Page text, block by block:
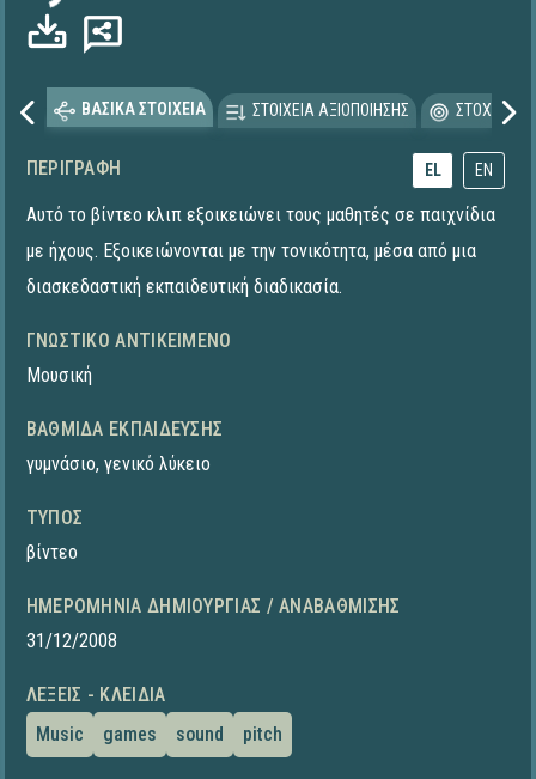
ΒΑΣΙΚΑ ΣΤΟΙΧΕΙΑ ΣΤΟΙΧΕΙΑ ΑΞΙΟΠΟΙΗΣΗΣ
ΠΕΡΙΓΡΑΦΉ EL EN
Αυτό το βίντεο κλιπ εξοικειώνει τους μαθητές σε παιχνίδια
με ήχους. Εξοικειώνονται με την τονικότητα, μέσα από μια
διασκεδαστική εκπαιδευτική διαδικασία.
ΓΝΩΣΤΙΚΌ ΑΝΤΙΚΕΊΜΕΝΟ
Μουσική
ΒΑΘΜΊΔΑ ΕΚΠΑΊΔΕΥΣΗΣ
γυμνάσιο, γενικό λύκειο
ΤΎΠΟΣ
βίντεο
ΗΜΕΡΟΜΗΝΊΑ ΔΗΜΙΟΥΡΓΊΑΣ / ΑΝΑΒΆΘΜΙΣΗΣ
31/12/2008
ΛΈΞΕΙΣ - ΚΛΕΙΔΙΆ
Music
games sound pitch